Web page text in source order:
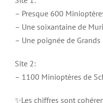
– Presque 600
– Une soixantaine de
– Une poignée de
Site 2:
– 1100 Minioptères de
✨Les chiffres sont